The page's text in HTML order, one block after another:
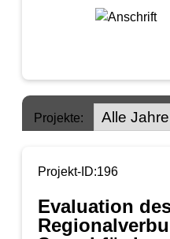
Projekte:
Projekt-ID:196
Evaluation